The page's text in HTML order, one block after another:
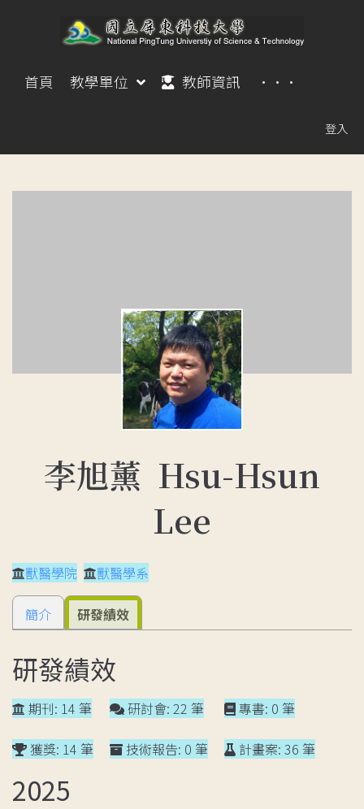
首頁 教學單位 教師資訊 ···
登入
李旭薰 Hsu-Hsun
Lee
獸醫學院 獸醫學系
簡介 研發績效
研發績效
期刊: 14 筆
獲獎: 14 筆
研討會: 22 筆
技術報告: 0 筆
專書: 0 筆
計畫案: 36 筆
2025